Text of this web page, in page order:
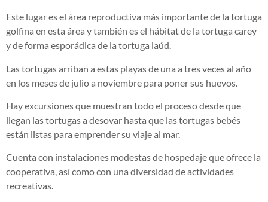
Este lugar es el área reproductiva más importante de la tortuga
golfina en esta área y también es el hábitat de la tortuga carey
y de forma esporádica de la tortuga laúd.
Las tortugas arriban a estas playas de una a tres veces al año
en los meses de julio a noviembre para poner sus huevos.
Hay excursiones que muestran todo el proceso desde que
llegan las tortugas a desovar hasta que las tortugas bebés
están listas para emprender su viaje al mar.
Cuenta con instalaciones modestas de hospedaje que ofrece la
cooperativa, así como con una diversidad de actividades
recreativas.